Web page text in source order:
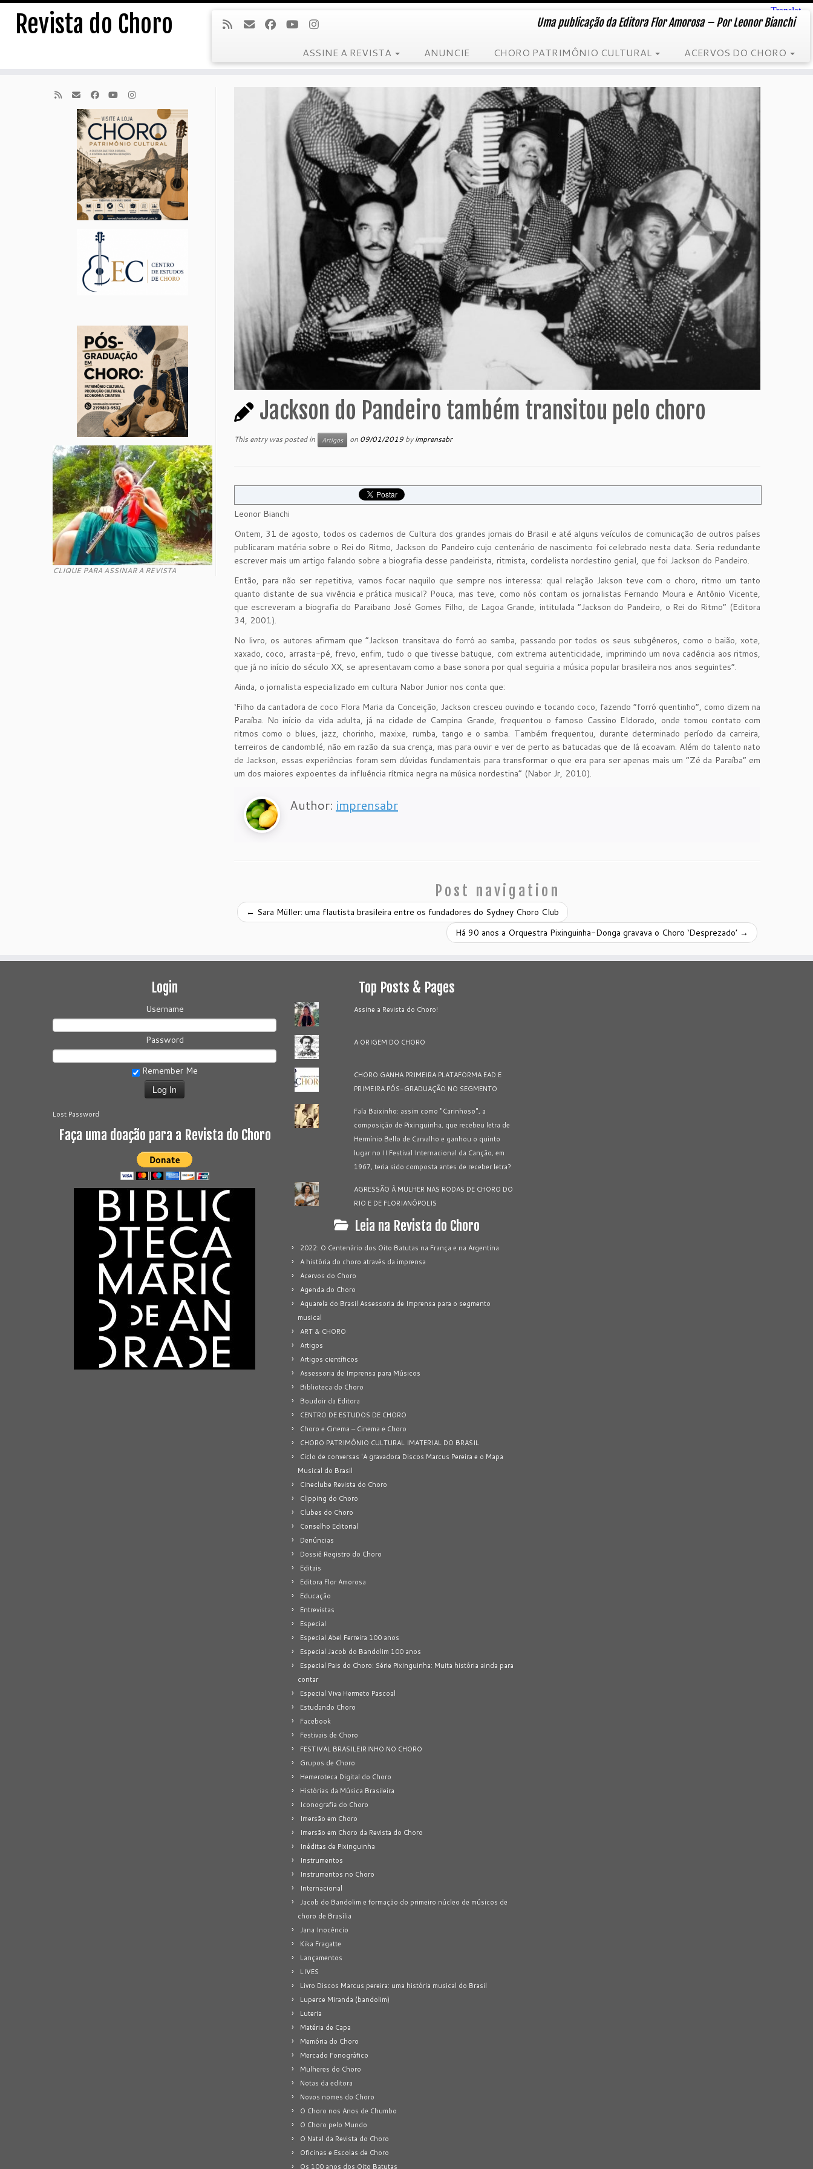
Skip
contentRevista do Choro Uma publicação da Editora Flor Amorosa – Por Leonor Bianchi
ASSINE A REVISTA ANUNCIE CHORO PATRIMÔNIO CULTURAL ACERVOS DO CHORO
CLIQUE PARA ASSINAR A REVISTA
Jackson do Pandeiro também transitou pelo choro
This entry was posted in Artigos on 09/01/2019 byimprensabr
Leonor Bianchi
Ontem, 31 de agosto, todos os cadernos de Cultura dos grandes jornais do Brasil e até alguns veículos de comunicação de outros países
publicaram matéria sobre o Rei do Ritmo, Jackson do Pandeiro cujo centenário de nascimento foi celebrado nesta data. Seria redundante
escrever mais um artigo falando sobre a biografia desse pandeirista, ritmista, cordelista nordestino genial, que foi Jackson do Pandeiro.
Então, para não ser repetitiva, vamos focar naquilo que sempre nos interessa: qual relação Jakson teve com o choro, ritmo um tanto
quanto distante de sua vivência e prática musical? Pouca, mas teve, como nós contam os jornalistas Fernando Moura e Antônio Vicente,
que escreveram a biografia do Paraibano José Gomes Filho, de Lagoa Grande, intitulada “Jackson do Pandeiro, o Rei do Ritmo” (Editora
34, 2001).
No livro, os autores afirmam que “Jackson transitava do forró ao samba, passando por todos os seus subgêneros, como o baião, xote,
xaxado, coco, arrasta-pé, frevo, enfim, tudo o que tivesse batuque, com extrema autenticidade, imprimindo um nova cadência aos ritmos,
que já no início do século XX, se apresentavam como a base sonora por qual seguiria a música popular brasileira nos anos seguintes”.
Ainda, o jornalista especializado em cultura Nabor Junior nos conta que:
‘Filho da cantadora de coco Flora Maria da Conceição, Jackson cresceu ouvindo e tocando coco, fazendo “forró quentinho”, como dizem na
Paraíba. No início da vida adulta, já na cidade de Campina Grande, frequentou o famoso Cassino Eldorado, onde tomou contato com
ritmos como o blues, jazz, chorinho, maxixe, rumba, tango e o samba. Também frequentou, durante determinado período da carreira,
terreiros de candomblé, não em razão da sua crença, mas para ouvir e ver de perto as batucadas que de lá ecoavam. Além do talento nato
de Jackson, essas experiências foram sem dúvidas fundamentais para transformar o que era para ser apenas mais um “Zé da Paraíba” em
um dos maiores expoentes da influência rítmica negra na música nordestina” (Nabor Jr, 2010).
Author: imprensabr
Post navigation
← Sara Müller: uma flautista brasileira entre os fundadores do Sydney Choro Club
Há 90 anos a Orquestra Pixinguinha-Donga gravava o Choro ‘Desprezado’ →
Login
Username
Password
Remember Me
Lost Password
Faça uma doação para a Revista do Choro
Top Posts & Pages
Assine a Revista do Choro!
A ORIGEM DO CHORO
CHORO GANHA PRIMEIRA PLATAFORMA EAD E
PRIMEIRA PÓS-GRADUAÇÃO NO SEGMENTO
Fala Baixinho: assim como "Carinhoso", a
composição de Pixinguinha, que recebeu letra de
Hermínio Bello de Carvalho e ganhou o quinto
lugar no II Festival Internacional da Canção, em
1967, teria sido composta antes de receber letra?
AGRESSÃO À MULHER NAS RODAS DE CHORO DO
RIO E DE FLORIANÓPOLIS
Leia na Revista do Choro
2022: O Centenário dos Oito Batutas na França e na Argentina
A história do choro através da imprensa
Acervos do Choro
Agenda do Choro
Aquarela do Brasil Assessoria de Imprensa para o segmento
musical
ART & CHORO
Artigos
Artigos científicos
Assessoria de Imprensa para Músicos
Biblioteca do Choro
Boudoir da Editora
CENTRO DE ESTUDOS DE CHORO
Choro e Cinema – Cinema e Choro
CHORO PATRIMÔNIO CULTURAL IMATERIAL DO BRASIL
Ciclo de conversas 'A gravadora Discos Marcus Pereira e o Mapa
Musical do Brasil
Cineclube Revista do Choro
Clipping do Choro
Clubes do Choro
Conselho Editorial
Denúncias
Dossiê Registro do Choro
Editais
Editora Flor Amorosa
Educação
Entrevistas
Especial
Especial Abel Ferreira 100 anos
Especial Jacob do Bandolim 100 anos
Especial Pais do Choro: Série Pixinguinha: Muita história ainda para
contar
Especial Viva Hermeto Pascoal
Estudando Choro
Facebook
Festivais de Choro
FESTIVAL BRASILEIRINHO NO CHORO
Grupos de Choro
Hemeroteca Digital do Choro
Histórias da Música Brasileira
Iconografia do Choro
Imersão em Choro
Imersão em Choro da Revista do Choro
Inéditas de Pixinguinha
Instrumentos
Instrumentos no Choro
Internacional
Jacob do Bandolim e formação do primeiro núcleo de músicos de
choro de Brasília
Jana Inocêncio
Kika Fragatte
Lançamentos
LIVES
Livro Discos Marcus pereira: uma história musical do Brasil
Luperce Miranda (bandolim)
Luteria
Matéria de Capa
Memória do Choro
Mercado Fonográfico
Mulheres do Choro
Notas da editora
Novos nomes do Choro
O Choro nos Anos de Chumbo
O Choro pelo Mundo
O Natal da Revista do Choro
Oficinas e Escolas de Choro
Os 100 anos dos Oito Batutas